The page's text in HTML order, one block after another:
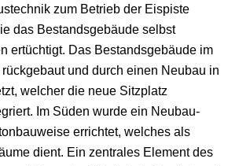
zum Betrieb der Eispiste
das Bestandsgebäude selbst
ertüchtigt. Das Bestandsgebäude im
und durch einen Neubau in
welcher die neue Sitzplatz
Im Süden wurde ein Neubau-
errichtet, welches als
dient. Ein zentrales Element des